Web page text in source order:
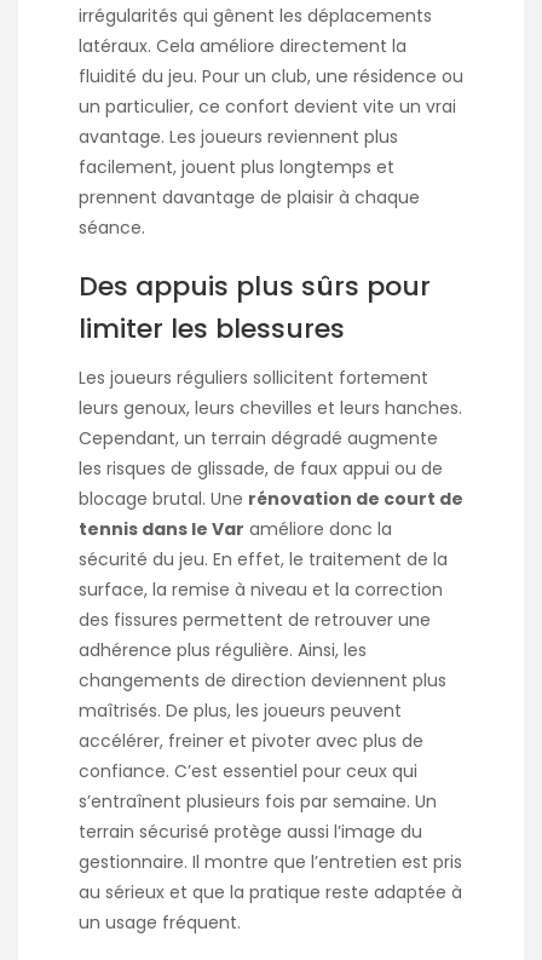
irrégularités qui gênent les déplacements
latéraux. Cela améliore directement la
fluidité du jeu. Pour un club, une résidence ou
un particulier, ce confort devient vite un vrai
avantage. Les joueurs reviennent plus
facilement, jouent plus longtemps et
prennent davantage de plaisir à chaque
séance.
Des appuis plus sûrs pour
limiter les blessures
Les joueurs réguliers sollicitent fortement
leurs genoux, leurs chevilles et leurs hanches.
Cependant, un terrain dégradé augmente
les risques de glissade, de faux appui ou de
blocage brutal. Une rénovation de court de
tennis dans le Var améliore donc la
sécurité du jeu. En effet, le traitement de la
surface, la remise à niveau et la correction
des fissures permettent de retrouver une
adhérence plus régulière. Ainsi, les
changements de direction deviennent plus
maîtrisés. De plus, les joueurs peuvent
accélérer, freiner et pivoter avec plus de
confiance. C’est essentiel pour ceux qui
s’entraînent plusieurs fois par semaine. Un
terrain sécurisé protège aussi l’image du
gestionnaire. Il montre que l’entretien est pris
au sérieux et que la pratique reste adaptée à
un usage fréquent.